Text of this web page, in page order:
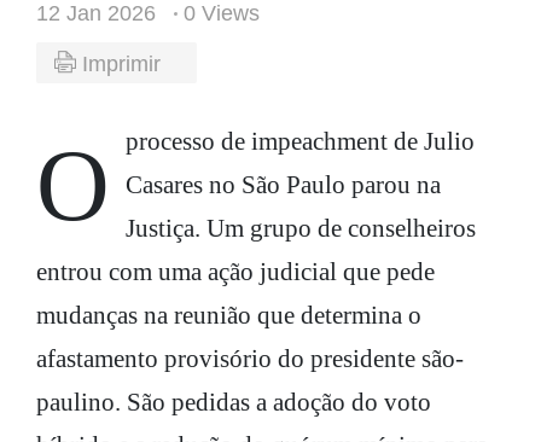
12 Jan 2026
0 Views
Imprimir
O processo de impeachment de Julio
Casares no São Paulo parou na
Justiça. Um grupo de conselheiros
entrou com uma ação judicial que pede
mudanças na reunião que determina o
afastamento provisório do presidente são-
paulino. São pedidas a adoção do voto